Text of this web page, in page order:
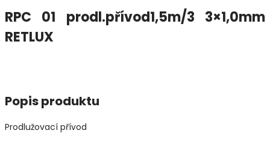
RPC 01 prodl.přívod1,5m/3 3×1,0mm
RETLUX
Popis produktu
Prodlužovací přívod